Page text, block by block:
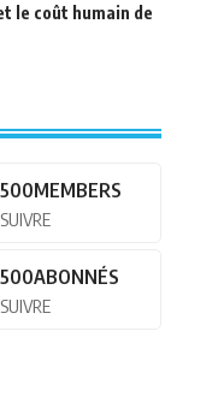
le coût humain de
500MEMBERS
SUIVRE
500ABONNÉS
SUIVRE